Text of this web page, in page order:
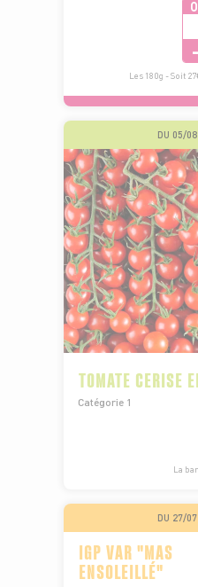
Les 180g - Soit
DU 05/
TOMATE CERISE
Catégorie 1
La
DU 27/
IGP VAR "MAS
ENSOLEILLÉ"